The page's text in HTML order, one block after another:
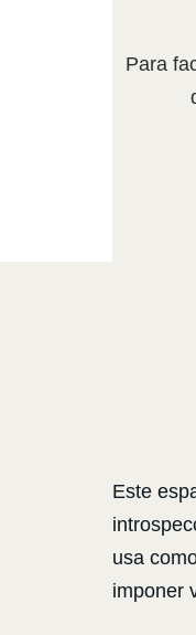
Para
Este
usa
imponer